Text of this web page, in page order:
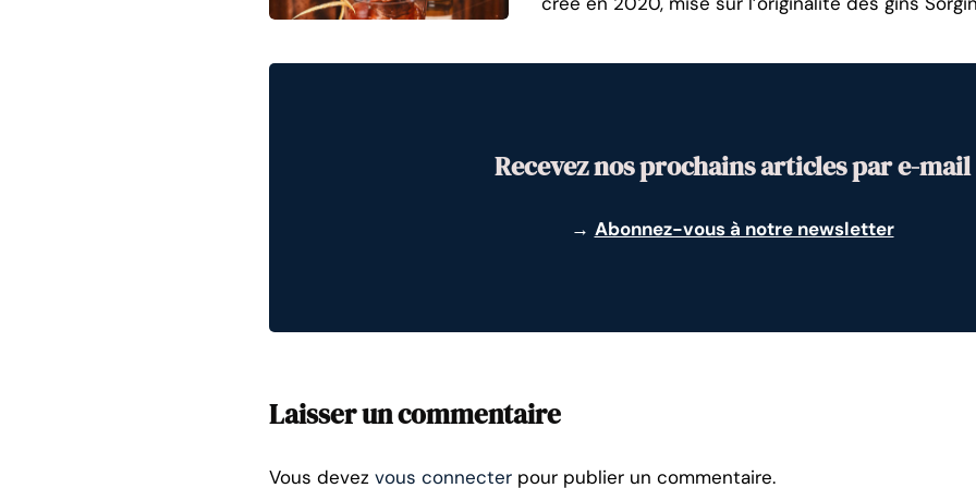
Recevez nos prochains articles par e-mail
→ Abonnez-vous à notre newsletter
Laisser un commentaire
Vous devez vous connecter pour publier un commentaire.